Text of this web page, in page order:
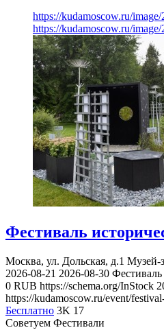
https://kudamoscow.ru/
https://kudamoscow.ru/
Фестиваль
Москва, ул. Дольская, д.1 Музей-
2026-08-21 2026-08-30 Фестиваль
0 RUB https://schema.org/InStock
https://kudamoscow.ru/event/
Бесплатно 3K 17
Советуем Фестивали